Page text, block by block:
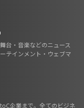
台・音楽などのニュース
テインメント・ウェブマ
企業まで。全てのビジネ